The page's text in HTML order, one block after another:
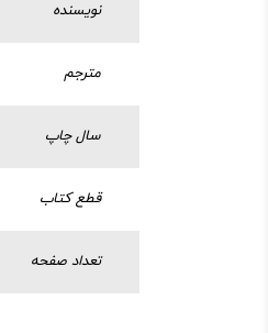
نویسنده
مترجم
سال چاپ
قطع کتاب
تعداد صفحه